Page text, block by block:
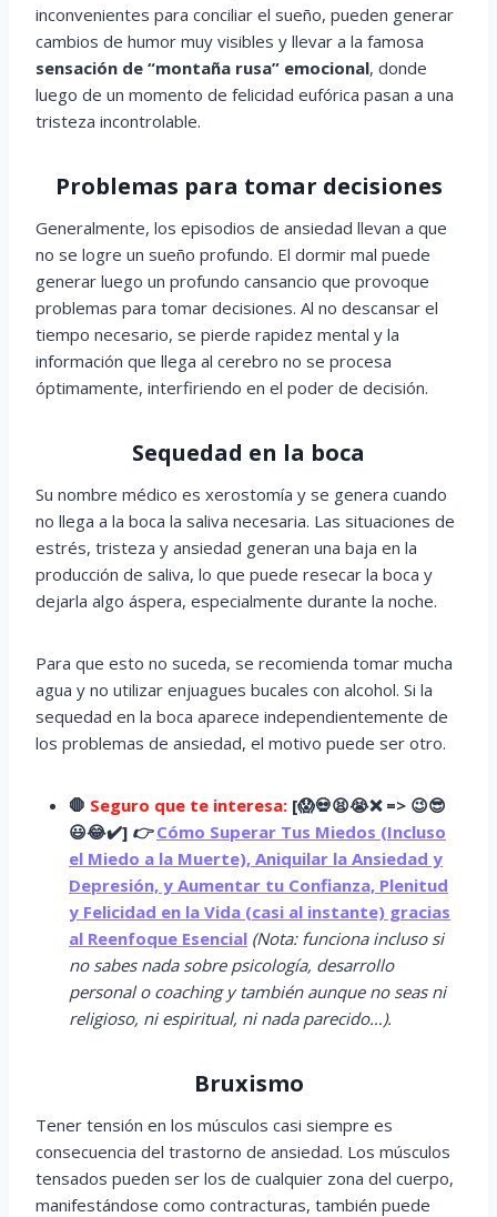
inconvenientes para conciliar el sueño, pueden generar
cambios de humor muy visibles y llevar a la famosa
sensación de “montaña rusa” emocional, donde
luego de un momento de felicidad eufórica pasan a una
tristeza incontrolable.
Problemas para tomar decisiones
Generalmente, los episodios de ansiedad llevan a que
no se logre un sueño profundo. El dormir mal puede
generar luego un profundo cansancio que provoque
problemas para tomar decisiones. Al no descansar el
tiempo necesario, se pierde rapidez mental y la
información que llega al cerebro no se procesa
óptimamente, interfiriendo en el poder de decisión.
Sequedad en la boca
Su nombre médico es xerostomía y se genera cuando
no llega a la boca la saliva necesaria. Las situaciones de
estrés, tristeza y ansiedad generan una baja en la
producción de saliva, lo que puede resecar la boca y
dejarla algo áspera, especialmente durante la noche.
Para que esto no suceda, se recomienda tomar mucha
agua y no utilizar enjuagues bucales con alcohol. Si la
sequedad en la boca aparece independientemente de
los problemas de ansiedad, el motivo puede ser otro.
🛑 Seguro que te interesa: [😱💀😫😭❌ => 😉😎
😃😂✔️] 👉 Cómo Superar Tus Miedos (Incluso
el Miedo a la Muerte), Aniquilar la Ansiedad y
Depresión, y Aumentar tu Confianza, Plenitud
y Felicidad en la Vida (casi al instante) gracias
al Reenfoque Esencial (Nota: funciona incluso si
no sabes nada sobre psicología, desarrollo
personal o coaching y también aunque no seas ni
religioso, ni espiritual, ni nada parecido…).
Bruxismo
Tener tensión en los músculos casi siempre es
consecuencia del trastorno de ansiedad. Los músculos
tensados pueden ser los de cualquier zona del cuerpo,
manifestándose como contracturas, también puede